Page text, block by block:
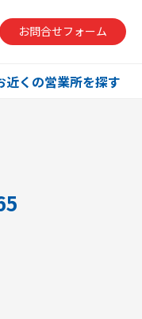
お問合せフォーム
近くの営業所を探す